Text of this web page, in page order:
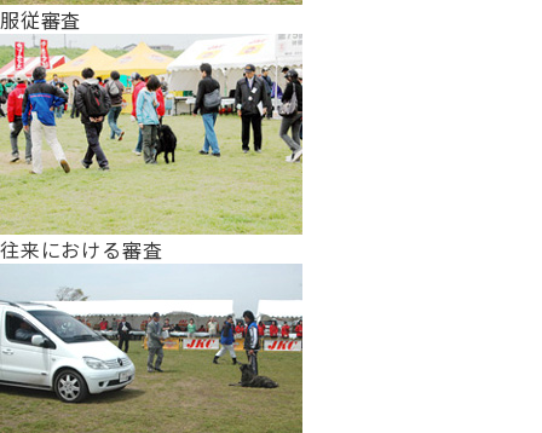
3分でわかるジャパンケネルクラブ
ジャパンケネルクラブチャンネルYouTube
犬種別犬籍登録頭数
正しいブリーディングと守るべき心得
ティーカッププードル、豆柴について
遺伝子疾患について考えよう
「動物の愛護及び管理に関する法律」
股関節形成不全症(HD)と肘関節異形成症(ED)について
アジリティー競技会
フライボール競技会
オビディエンス競技会
IGP
審査員
アニマル衛生士
自主研修会／日程
服従審査
往来における審査